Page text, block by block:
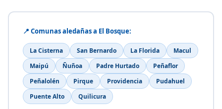
📍 Comunas aledañas a El Bosque:
La Cisterna San Bernardo La Florida
Macul
Maipú
Ñuñoa Padre Hurtado
Peñaflor
Peñalolén
Pirque Providencia
Pudahuel
Puente Alto
Quilicura